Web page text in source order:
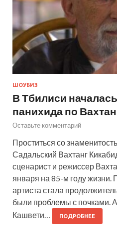
ШОУБИЗ
В Тбилиси
панихида по
Оставьте комментарий
Проститься со
Садальский Вахтанг
сценарист и режиссер
января на 85-м году жизни.
артиста стала
были проблемы с почками.
Кашвети…
ПОДРОБНЕЕ